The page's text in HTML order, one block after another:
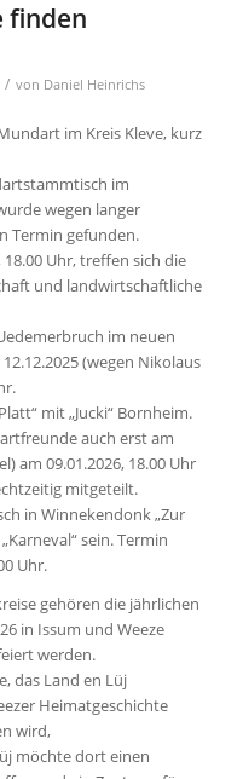
finden
/ von Daniel Heinrichs
im Kreis Kleve, kurz
im
wegen langer
Termin gefunden.
Uhr, treffen sich die
und landwirtschaftliche
im neuen
(wegen Nikolaus
mit „Jucki“ Bornheim.
auch erst am
am 09.01.2026, 18.00 Uhr
mitgeteilt.
in Winnekendonk „Zur
sein. Termin
Uhr.
gehören die jährlichen
in Issum und Weeze
werden.
das Land en Lüj
Heimatgeschichte
wird,
möchte dort einen